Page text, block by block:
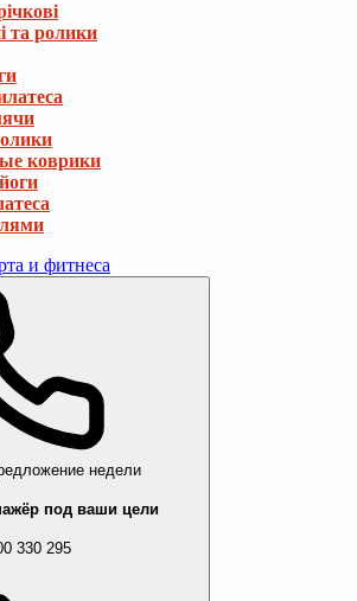
та ролики
коврики
и фитнеса
недели
под ваши цели
330 295